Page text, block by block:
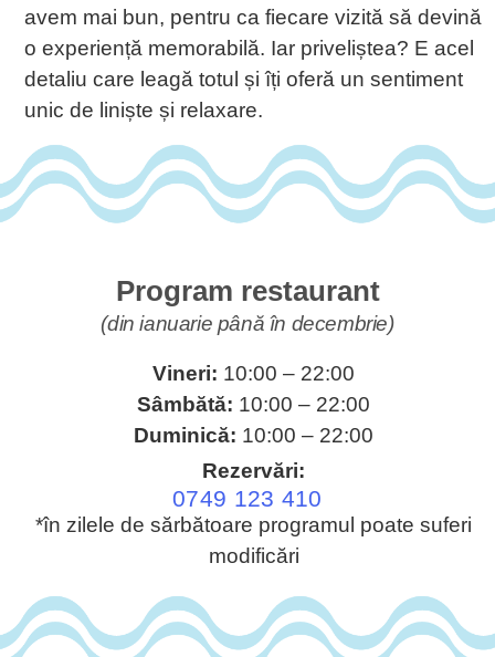
avem mai bun, pentru ca fiecare vizită să devină
o experiență memorabilă. Iar priveliștea? E acel
detaliu care leagă totul și îți oferă un sentiment
unic de liniște și relaxare.
Program restaurant
(din ianuarie până în decembrie)
Vineri: 10:00 – 22:00
Sâmbătă: 10:00 – 22:00
Duminică: 10:00 – 22:00
Rezervări:
0749 123 410
*în zilele de sărbătoare programul poate suferi
modificări